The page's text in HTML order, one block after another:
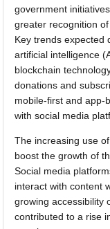
government
greater recognition
Key trends expected
artificial intelligence
blockchain
donations and
mobile-first and app-
with social media
The increasing use
boost the growth of
Social media
interact with content
growing accessibility
contributed to a rise